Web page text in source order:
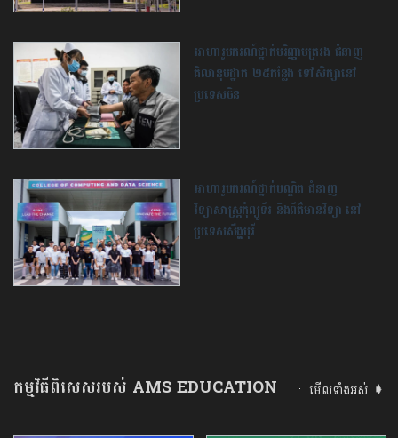
អាហារូបករណ៍ថ្នាក់បរិញ្ញាបត្ររង ជំនាញ
គិលានុបដ្ឋាក ២៥កន្លែង ទៅសិក្សា​នៅ
ប្រទេសចិន
អាហារូបករណ៍​ថ្នាក់បណ្ឌិត ជំនាញ
វិទ្យាសាស្រ្តកុំព្យូទ័រ និងព័ត៌មានវិទ្យា នៅ​
ប្រទេស​សឹង្ហបុរី
កម្មវិធីពិសេសរបស់ AMS EDUCATION មើលទាំងអស់ ➧